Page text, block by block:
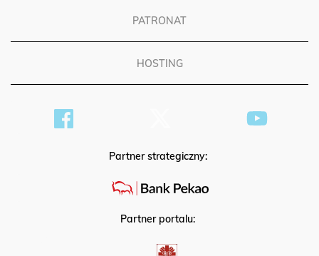
PATRONAT
HOSTING
Partner strategiczny:
Partner portalu: